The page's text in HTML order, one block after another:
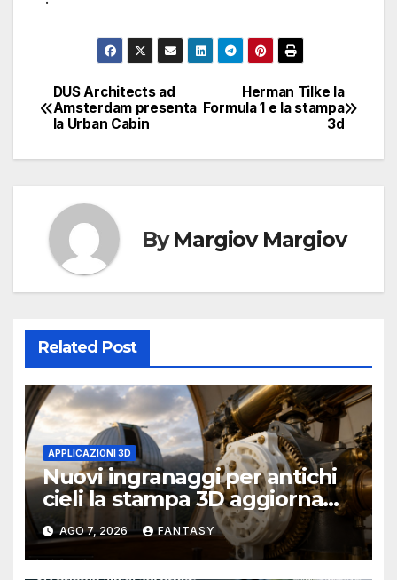
Navigazione
articoli
Herman Tilke la
Formula 1 e la stampa
3d
DUS Architects ad
Amsterdam presenta
la Urban Cabin
ByMargiov Margiov
Related Post
APPLICAZIONI 3D
Nuovi ingranaggi per antichi
cieli la stampa 3D aggiorna
un osservatorio del 1930 della
University of Arkansas at
Little Rock
AGO 7, 2026 FANTASY